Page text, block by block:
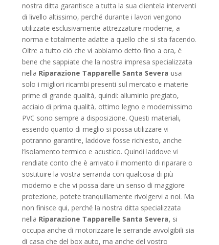
nostra ditta garantisce a tutta la sua clientela interventi
di livello altissimo, perché durante i lavori vengono
utilizzate esclusivamente attrezzature moderne, a
norma e totalmente adatte a quello che si sta facendo.
Oltre a tutto ciò che vi abbiamo detto fino a ora, è
bene che sappiate che la nostra impresa specializzata
nella Riparazione Tapparelle Santa Severa usa
solo i migliori ricambi presenti sul mercato e materie
prime di grande qualità, quindi: alluminio pregiato,
acciaio di prima qualità, ottimo legno e modernissimo
PVC sono sempre a disposizione. Questi materiali,
essendo quanto di meglio si possa utilizzare vi
potranno garantire, laddove fosse richiesto, anche
l’isolamento termico e acustico. Quindi laddove vi
rendiate conto che è arrivato il momento di riparare o
sostituire la vostra serranda con qualcosa di più
moderno e che vi possa dare un senso di maggiore
protezione, potete tranquillamente rivolgervi a noi. Ma
non finisce qui, perché la nostra ditta specializzata
nella Riparazione Tapparelle Santa Severa, si
occupa anche di motorizzare le serrande avvolgibili sia
di casa che del box auto, ma anche del vostro